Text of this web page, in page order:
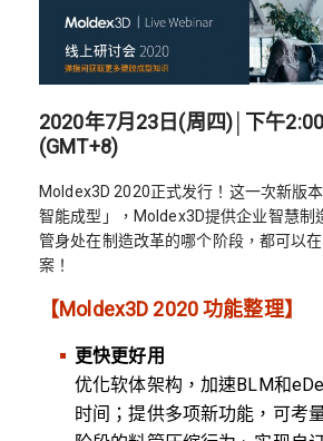
2020年7月23日(周四)│下午
(GMT+8)
Moldex3D 2020正式发行！这一次新版
智能成型」，Moldex3D提供企业智慧制
管身处在制造改革的哪个阶段，都可以
案！
【Moldex3D 2020 功能整理】
更快更好用
优化软体架构，加速BLM和
时间；提供多项新功能，可考